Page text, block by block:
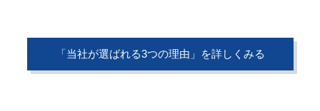
「当社が選ばれる3つの理由」を詳しくみる